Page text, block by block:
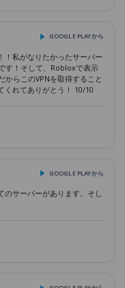
GOOGLE PLAYから
！私がなりたかったサーバー
す！そして、Robloxで表示
からこのVPNを取得すること
くれてありがとう！ 10/10
GOOGLE PLAYから
のサーバーがあります。そし